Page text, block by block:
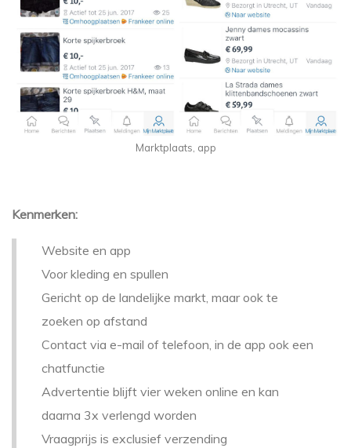
Marktplaats, app
Kenmerken:
Website en app
Voor kleding en spullen
Gericht op de landelijke markt, maar ook te
zoeken op afstand
Contact via e-mail of telefoon, in de app ook een
chatfunctie
Advertentie blijft vier weken online en kan
daarna 3x verlengd worden
Vraagprijs is exclusief verzending